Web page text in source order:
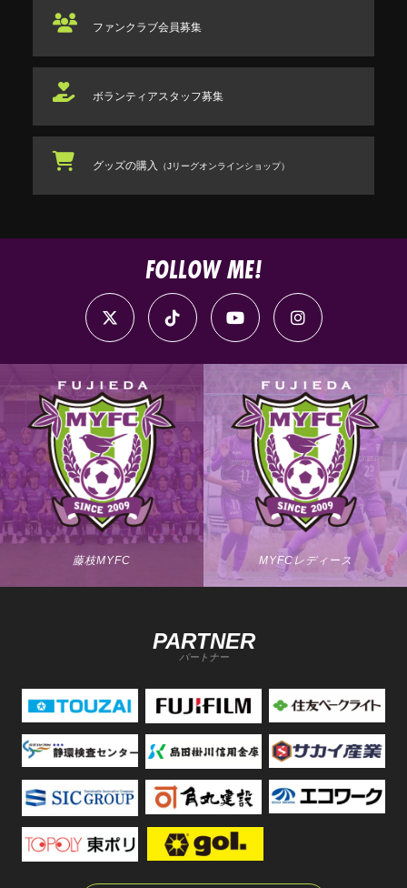
ファンクラブ会員募集
ボランティアスタッフ募集
グッズの購入 （Jリーグオンラインショップ）
FOLLOW ME!
藤枝MYFC MYFCレディース
PARTNER
パートナー